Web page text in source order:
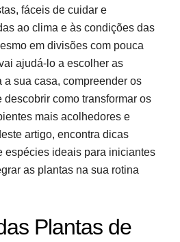
num Refúgio Verde
uma Casa mais Verde
fáceis de cuidar e
ao clima e às condições das
em divisões com pouca
ajudá-lo a escolher as
a sua casa, compreender os
como transformar os
mais acolhedores e
artigo, encontra dicas
espécies ideais para iniciantes
as plantas na sua rotina
Plantas de